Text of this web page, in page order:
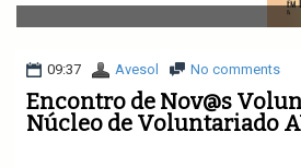
v
i
a
i
o
09:37 Avesol No comments
Encontro de Nov@s
Núcleo de Voluntariado